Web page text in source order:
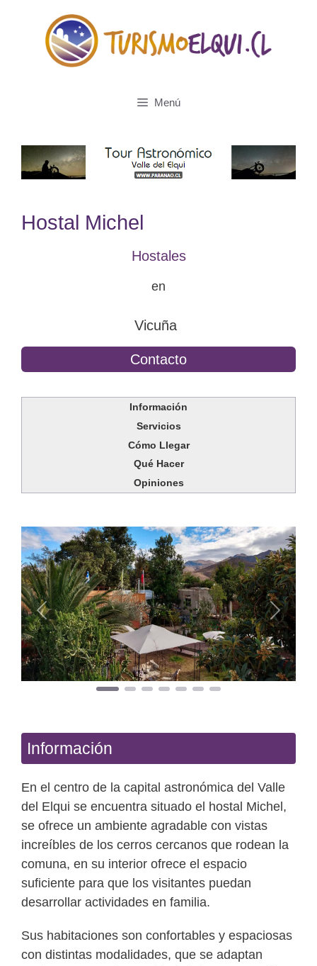
contenido
Menú
Hostal Michel
Hostales
en
Vicuña
Contacto
Información
Servicios
Cómo Llegar
Qué Hacer
Opiniones
Anterior
Información
En el centro de la capital astronómica del Valle
del Elqui se encuentra situado el hostal Michel,
se ofrece un ambiente agradable con vistas
increíbles de los cerros cercanos que rodean la
comuna, en su interior ofrece el espacio
suficiente para que los visitantes puedan
desarrollar actividades en familia.
Sus habitaciones son confortables y espaciosas
con distintas modalidades, que se adaptan